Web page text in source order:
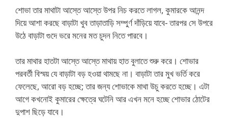
শোভা তার মাথাটা আস্তে আস্তে উপর নিচ করতে লাগল, কুমারকে আনন্দ
দিয়ে আশা করছে বাড়াটা খুব তাড়াতাড়ি সম্পুর্ণ দাঁড়িয়ে যাবে- তারপর সে উপরে
উঠে বাড়াটা গুদে ভরে মনের মত চুদন নিতে পারবে।
তার মাথার হাতটা আস্তে আস্তে মাথায় হাত বুলাতে শুরু করে। শোভার
পরবর্তী বিস্ময় যে বাড়াটা বড় হওয়া থামছে না। বাড়াটা তার মুখ ভর্তি করে
ফেলেছে, আরো বড় হচ্ছে; তার জন্য শোভাকে মাথা উচু করতে হচ্ছে। এটা
আগে কখনোই কুমারের ক্ষেত্রে ঘটেনি আর এখন মনে হচ্ছে শোভার ঠোটের
দুপাশ ছিড়ে যাবে।